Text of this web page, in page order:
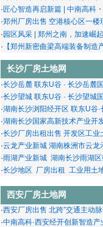
· 匠心智造再启新篇 | 中南高科
·郑州厂房出售 空港核心区一
· 园区风采 | 郑州之南，加速崛
· 【郑州新密曲梁高端装备制
长沙厂房土地网
·长沙岳麓 联东U谷 · 长沙岳麓
·长沙望城 联东U谷 · 长沙望城
·湖南长沙浏阳经开区 联东U谷
·湖南长沙国家高新技术产业开
·长沙厂房出租出售 开发区工
·云龙产业新城 湖南株洲市云
·雨湖产业新城 湖南长沙雨湖
·长沙地区 厂房出租 工业用土
西安厂房土地网
·西安厂房出售 北跨”交通主动
·中南高科·西安经开创新智造